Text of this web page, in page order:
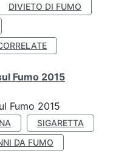
DIVIETO DI FUMO
Fumo 2015
Fumo 2015
SIGARETTA
DA FUMO